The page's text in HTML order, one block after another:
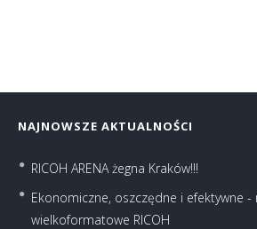
NAJNOWSZE AKTUALNOŚCI
RICOH ARENA żegna Kraków!!!
Ekonomiczne, oszczędne i efektywne -
wielkoformatowe RICOH